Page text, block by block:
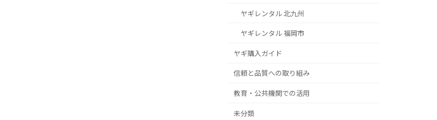
ヤギレンタル 北九州
ヤギレンタル 福岡市
ヤギ購入ガイド
信頼と品質への取り組み
教育・公共機関での活用
未分類